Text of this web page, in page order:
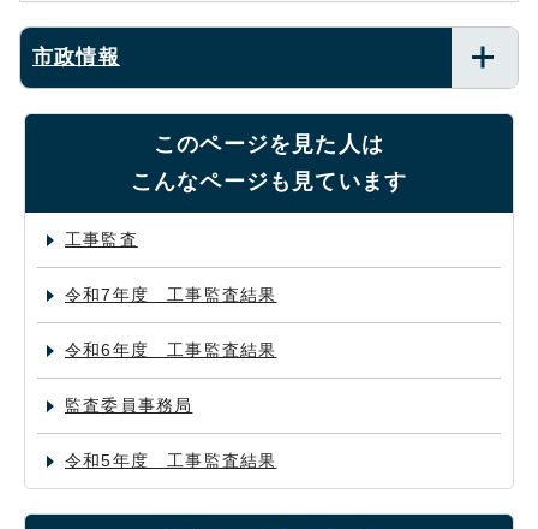
市政情報
このページを見た人は
こんなページも見ています
工事監査
令和7年度 工事監査結果
令和6年度 工事監査結果
監査委員事務局
令和5年度 工事監査結果